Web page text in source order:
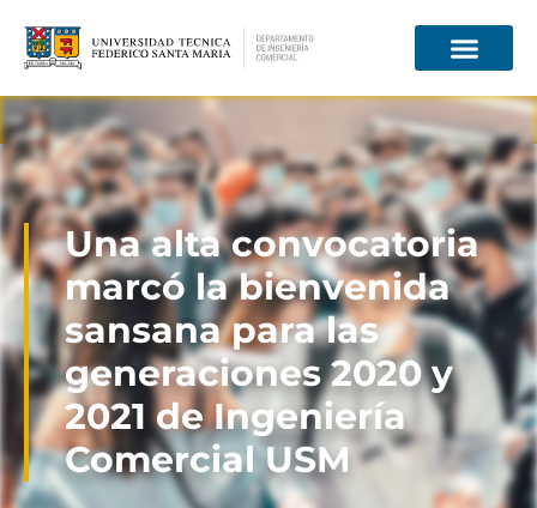
Una alta convocatoria
marcó la bienvenida
sansana para las
generaciones 2020 y
2021 de Ingeniería
Comercial USM